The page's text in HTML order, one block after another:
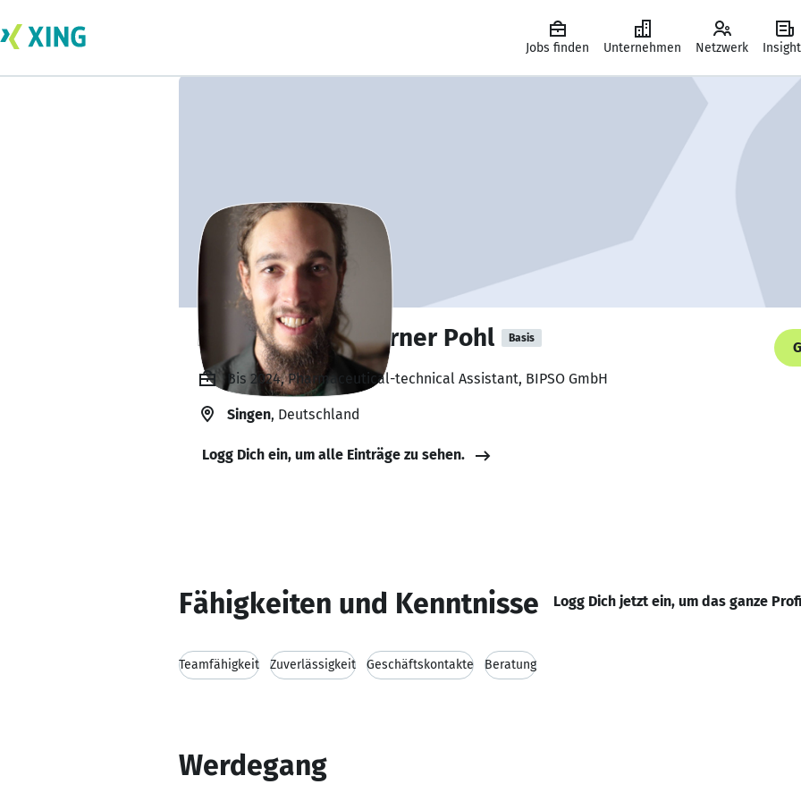
Jobs finden Unternehmen Netzwerk
Dominik Kurt Werner Pohl Basis
Bis 2024, Pharmaceutical-technical Assistant, BIPSO GmbH
Singen, Deutschland
Logg Dich ein, um alle Einträge zu sehen.
Fähigkeiten und Kenntnisse Logg Dich jetzt ein, um das ganze
Teamfähigkeit Zuverlässigkeit Geschäftskontakte Beratung
Werdegang